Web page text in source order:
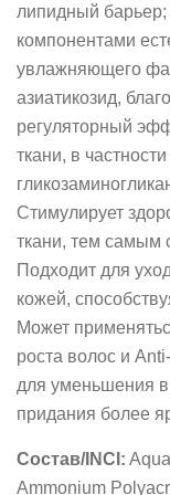
липидный
компонентами
увлажняющего
азиатикозид,
регуляторный
ткани, в
Стимулирует
ткани, тем самым
Подходит для
кожей,
Может
роста волос и
для уменьшения
придания более
Состав/INCI:
Ammonium